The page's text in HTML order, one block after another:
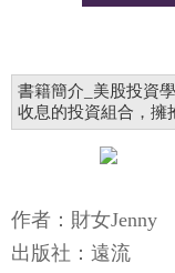
書籍簡介_美股投資
收息的投資組合，擁
作者：財女Jenny
出版社：遠流